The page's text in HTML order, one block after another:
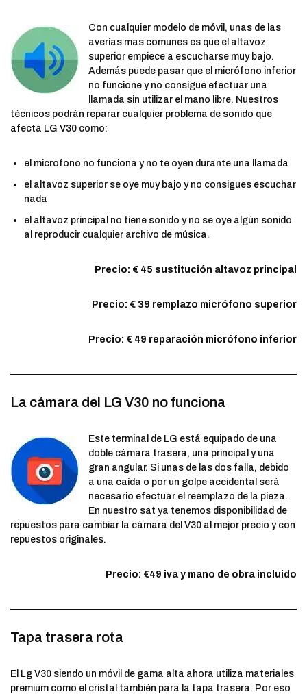
Con cualquier modelo de móvil, unas de las
averías mas comunes es que el altavoz
superior empiece a escucharse muy bajo.
Además puede pasar que el micrófono inferior
no funcione y no consigue efectuar una
llamada sin utilizar el mano libre. Nuestros
técnicos podrán reparar cualquier problema de sonido que
afecta LG V30 como:
el microfono no funciona y no te oyen durante una llamada
el altavoz superior se oye muy bajo y no consigues escuchar
nada
el altavoz principal no tiene sonido y no se oye algún sonido
al reproducir cualquier archivo de música.
Precio: € 45 sustitución altavoz principal
Precio: € 39 remplazo micrófono superior
Precio: € 49 reparación micrófono inferior
La cámara del LG V30 no funciona
Este terminal de LG está equipado de una
doble cámara trasera, una principal y una
gran angular. Si unas de las dos falla, debido
a una caída o por un golpe accidental será
necesario efectuar el reemplazo de la pieza.
En nuestro sat ya tenemos disponibilidad de
repuestos para cambiar la cámara del V30 al mejor precio y con
repuestos originales.
Precio: €49 iva y mano de obra incluido
Tapa trasera rota
El Lg V30 siendo un móvil de gama alta ahora utiliza materiales
premium como el cristal también para la tapa trasera. Por eso